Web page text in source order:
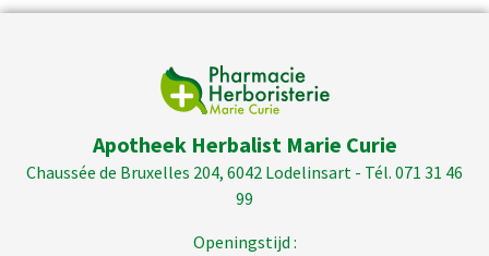
Apotheek Herbalist Marie Curie
Chaussée de Bruxelles 204, 6042 Lodelinsart - Tél. 071 31 46
99
Openingstijd :